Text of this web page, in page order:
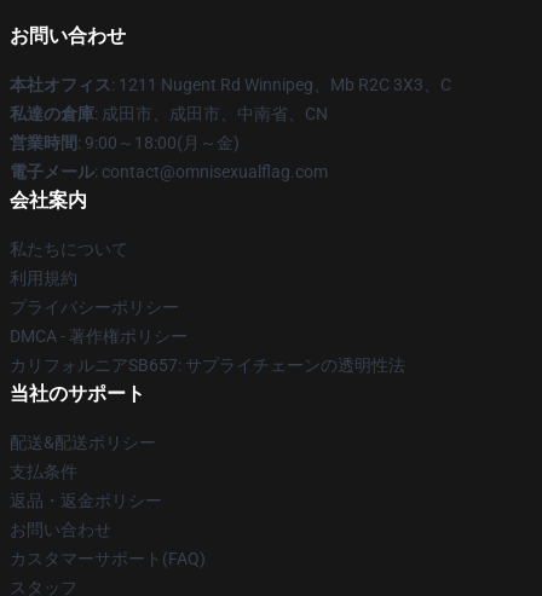
お問い合わせ
本社オフィス: 1211 Nugent Rd Winnipeg、Mb R2C 3X3、C
私達の倉庫: 成田市、成田市、中南省、CN
営業時間: 9:00～18:00(月～金)
電子メール: contact@omnisexualflag.com
会社案内
私たちについて
利用規約
プライバシーポリシー
DMCA - 著作権ポリシー
カリフォルニアSB657: サプライチェーンの透明性法
当社のサポート
配送&配送ポリシー
支払条件
返品・返金ポリシー
お問い合わせ
カスタマーサポート(FAQ)
スタッフ